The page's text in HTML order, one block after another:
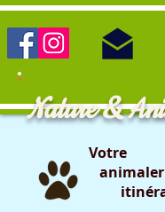
Nature &
Votre